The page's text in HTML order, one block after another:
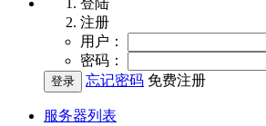
登陆
注册
用户：
密码：
忘记密码 免费注册
服务器列表